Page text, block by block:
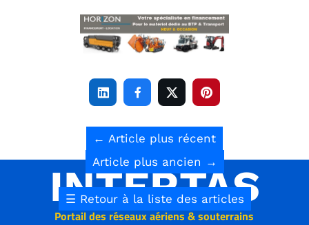
INTERTAS
Portail des réseaux aériens & souterrains
   
← Article plus récent
Article plus ancien →
☰ Retour à la liste des articles